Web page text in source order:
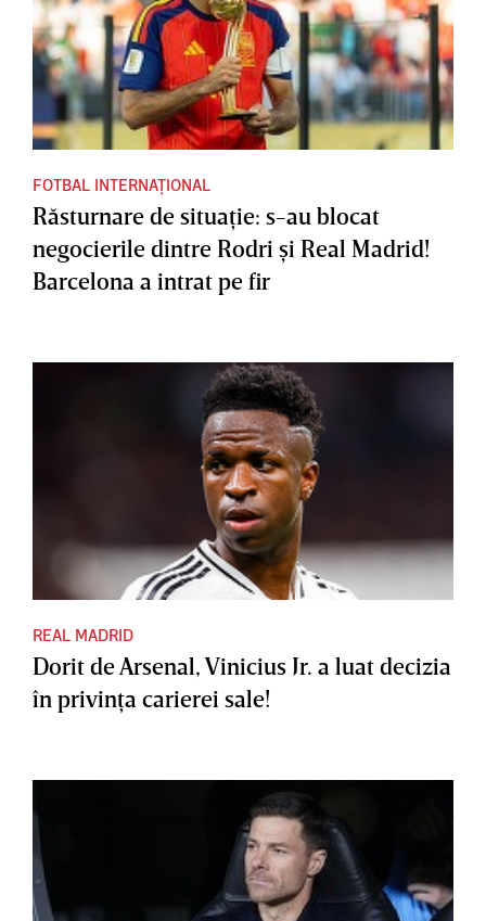
FOTBAL INTERNAȚIONAL
Răsturnare de situaţie: s-au blocat
negocierile dintre Rodri şi Real Madrid!
Barcelona a intrat pe fir
REAL MADRID
Dorit de Arsenal, Vinicius Jr. a luat decizia
în privinţa carierei sale!